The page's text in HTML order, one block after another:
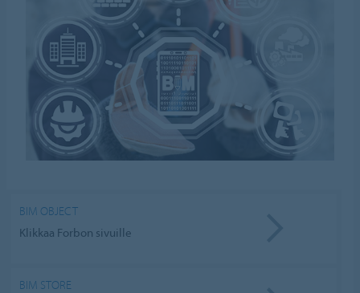
BIM OBJECT
Klikkaa Forbon sivuille
BIM STORE